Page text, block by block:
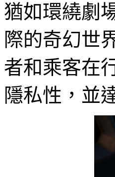
猶如環繞劇
際的奇幻世
者和乘客在
隱私性，並